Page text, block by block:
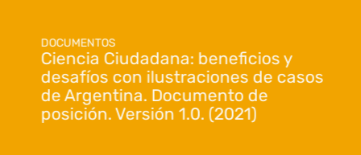
DOCUMENTOS
Ciencia Ciudadana: beneficios y
desafíos con ilustraciones de casos
de Argentina. Documento de
posición. Versión 1.0. (2021)